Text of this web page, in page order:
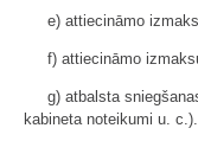
e) attiecināmo
f) attiecināmo
g) atbalsta
kabineta noteikumi u. c.).